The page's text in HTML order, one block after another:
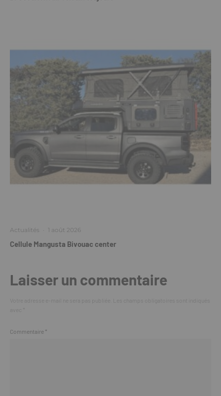
Actualités · 1 août 2026
Cellule Mangusta Bivouac center
Laisser un commentaire
Commentaire *